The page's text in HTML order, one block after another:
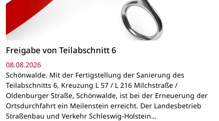
Freigabe von Teilabschnitt 6
08.08.2026
Schönwalde. Mit der Fertigstellung der Sanierung des
Teilabschnitts 6, Kreuzung L 57 / L 216 Milchstraße /
Oldenburger Straße, Schönwalde, ist bei der Erneuerung der
Ortsdurchfahrt ein Meilenstein erreicht. Der Landesbetrieb
Straßenbau und Verkehr Schleswig-Holstein…